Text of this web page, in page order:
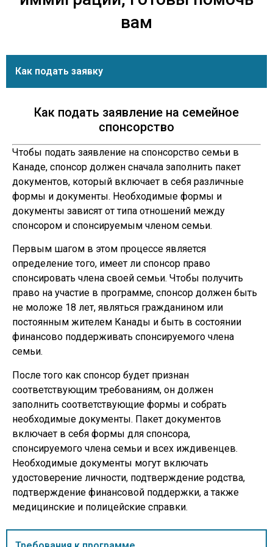
вам
Как подать заявку
Как подать заявление на семейное
спонсорство
Чтобы подать заявление на спонсорство семьи в
Канаде, спонсор должен сначала заполнить пакет
документов, который включает в себя различные
формы и документы. Необходимые формы и
документы зависят от типа отношений между
спонсором и спонсируемым членом семьи.
Первым шагом в этом процессе является
определение того, имеет ли спонсор право
спонсировать члена своей семьи. Чтобы получить
право на участие в программе, спонсор должен быть
не моложе 18 лет, являться гражданином или
постоянным жителем Канады и быть в состоянии
финансово поддерживать спонсируемого члена
семьи.
После того как спонсор будет признан
соответствующим требованиям, он должен
заполнить соответствующие формы и собрать
необходимые документы. Пакет документов
включает в себя формы для спонсора,
спонсируемого члена семьи и всех иждивенцев.
Необходимые документы могут включать
удостоверение личности, подтверждение родства,
подтверждение финансовой поддержки, а также
медицинские и полицейские справки.